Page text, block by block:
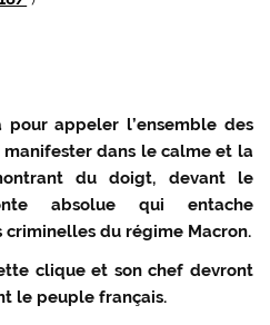
pour appeler l’ensemble des
manifester dans le calme et la
du doigt, devant le
absolue qui entache
du régime Macron.
clique et son chef devront
le peuple français.